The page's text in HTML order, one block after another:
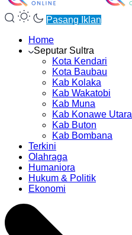
Pasang Iklan
Home
Seputar Sultra
Kota Kendari
Kota Baubau
Kab Kolaka
Kab Wakatobi
Kab Muna
Kab Konawe Utara
Kab Buton
Kab Bombana
Terkini
Olahraga
Humaniora
Hukum & Politik
Ekonomi